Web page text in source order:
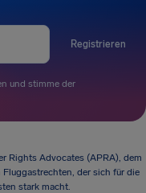
Registrieren
und stimme der
Rights Advocates (APRA), dem
der sich für die
stark macht.